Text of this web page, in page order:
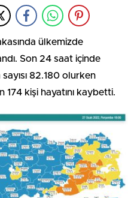
ülkemizde
Son 24 saat içinde
82.180 olurken
kişi hayatını kaybetti.